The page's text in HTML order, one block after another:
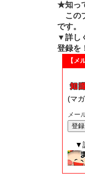
★知っ
この
です。
▼詳し
登録を
【メ
(マ
メー
▼